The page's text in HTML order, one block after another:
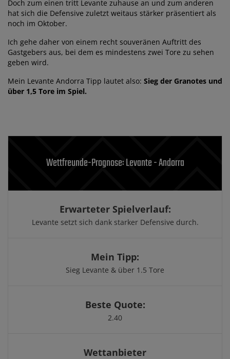
Doch zum einen tritt Levante zuhause an und zum anderen
hat sich die Defensive zuletzt weitaus stärker präsentiert als
noch im Oktober.
Ich gehe daher von einem recht souveränen Auftritt des
Gastgebers aus, bei dem es mindestens zwei Tore zu sehen
geben wird.
Mein Levante Andorra Tipp lautet also: Sieg der Granotes und
über 1,5 Tore im Spiel.
Wettfreunde-Prognose: Levante - Andorra
Erwarteter Spielverlauf:
Levante setzt sich dank starker Defensive durch.
Mein Tipp:
Sieg Levante & über 1.5 Tore
Beste Quote:
2.40
Wettanbieter